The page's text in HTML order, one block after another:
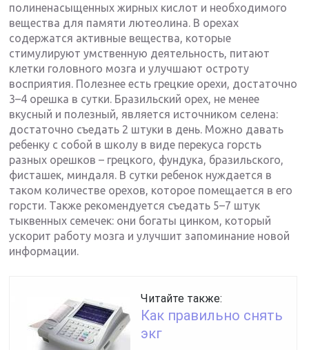
полиненасыщенных жирных кислот и необходимого
вещества для памяти лютеолина. В орехах
содержатся активные вещества, которые
стимулируют умственную деятельность, питают
клетки головного мозга и улучшают остроту
восприятия. Полезнее есть грецкие орехи, достаточно
3–4 орешка в сутки. Бразильский орех, не менее
вкусный и полезный, является источником селена:
достаточно съедать 2 штуки в день. Можно давать
ребенку с собой в школу в виде перекуса горсть
разных орешков – грецкого, фундука, бразильского,
фисташек, миндаля. В сутки ребенок нуждается в
таком количестве орехов, которое помещается в его
горсти. Также рекомендуется съедать 5–7 штук
тыквенных семечек: они богаты цинком, который
ускорит работу мозга и улучшит запоминание новой
информации.
Читайте также:
Как правильно снять
экг